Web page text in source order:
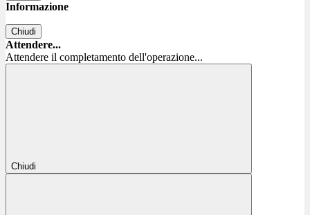
Informazione
Chiudi
Attendere...
Attendere il completamento dell'operazione...
Chiudi